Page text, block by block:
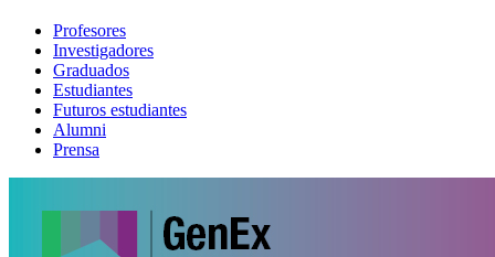
Profesores
Investigadores
Graduados
Estudiantes
Futuros estudiantes
Alumni
Prensa